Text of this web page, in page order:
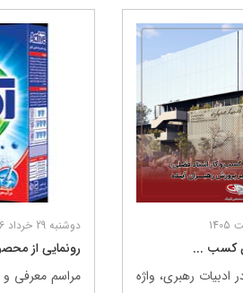
کسب ...
رهبری، واژه
دوشنبه 29 خرداد 1396
رونمایی از
مراسم معرفی و
مسئولیت‌های
موسسه خیریه استاد
مرکز علمی ـ